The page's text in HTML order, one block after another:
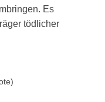
Es
tödlicher